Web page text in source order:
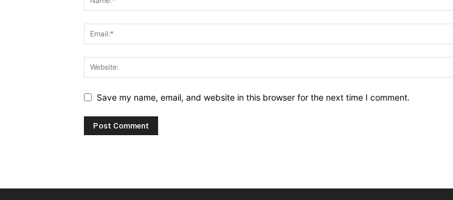
Save my name, email, and website in this browser for the next time I comment.